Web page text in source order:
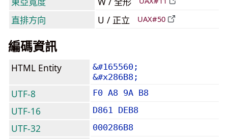
直排方向 U / 正立 UAX#50
編碼資訊
HTML Entity
&#165560;
&#x286B8;
UTF-8 F0 A8 9A B8
UTF-16 D861 DEB8
UTF-32 000286B8